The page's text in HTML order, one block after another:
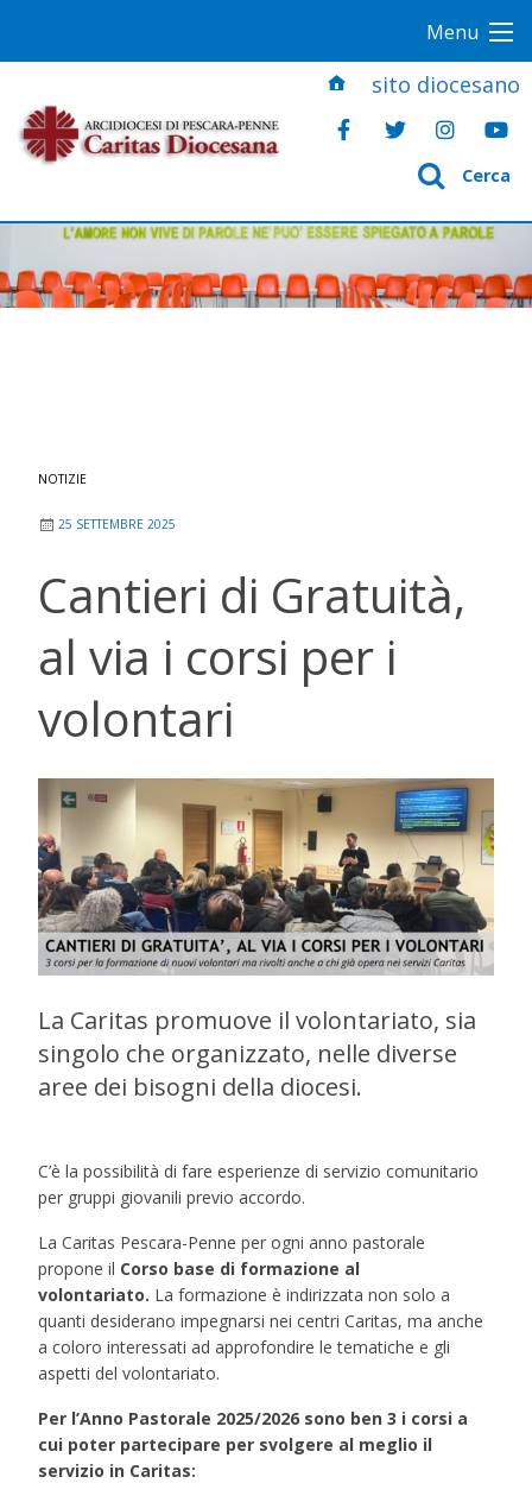
n
t
Menu
sito diocesano
Cerca
NOTIZIE
25 SETTEMBRE 2025
Cantieri di Gratuità,
al via i corsi per i
volontari
La Caritas promuove il volontariato, sia
singolo che organizzato, nelle diverse
aree dei bisogni della diocesi.
C’è la possibilità di fare esperienze di servizio comunitario
per gruppi giovanili previo accordo.
La Caritas Pescara-Penne per ogni anno pastorale
propone il Corso base di formazione al
volontariato. La formazione è indirizzata non solo a
quanti desiderano impegnarsi nei centri Caritas, ma anche
a coloro interessati ad approfondire le tematiche e gli
aspetti del volontariato.
Per l’Anno Pastorale 2025/2026 sono ben 3 i corsi a
cui poter partecipare per svolgere al meglio il
servizio in Caritas: